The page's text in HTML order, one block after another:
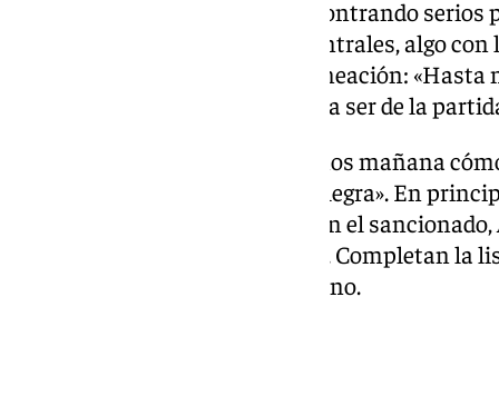
para un técnico que estaba encontrando
La duda de alinear dos o tres centrales, algo
quedará a la espera de ver la alineación:
formación alinearé. César podría ser de la
El caso de los franceses: «Veremos mañana
sienten bien y es algo que nos alegra». En
convocatoria que no contará con el
Alexis Sánchez y Fábio Cardoso. Completan la
Flores, Castrín, Oso y Manu Bueno.